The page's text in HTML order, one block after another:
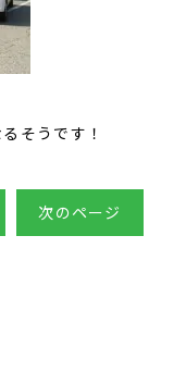
そうです！
次のページ